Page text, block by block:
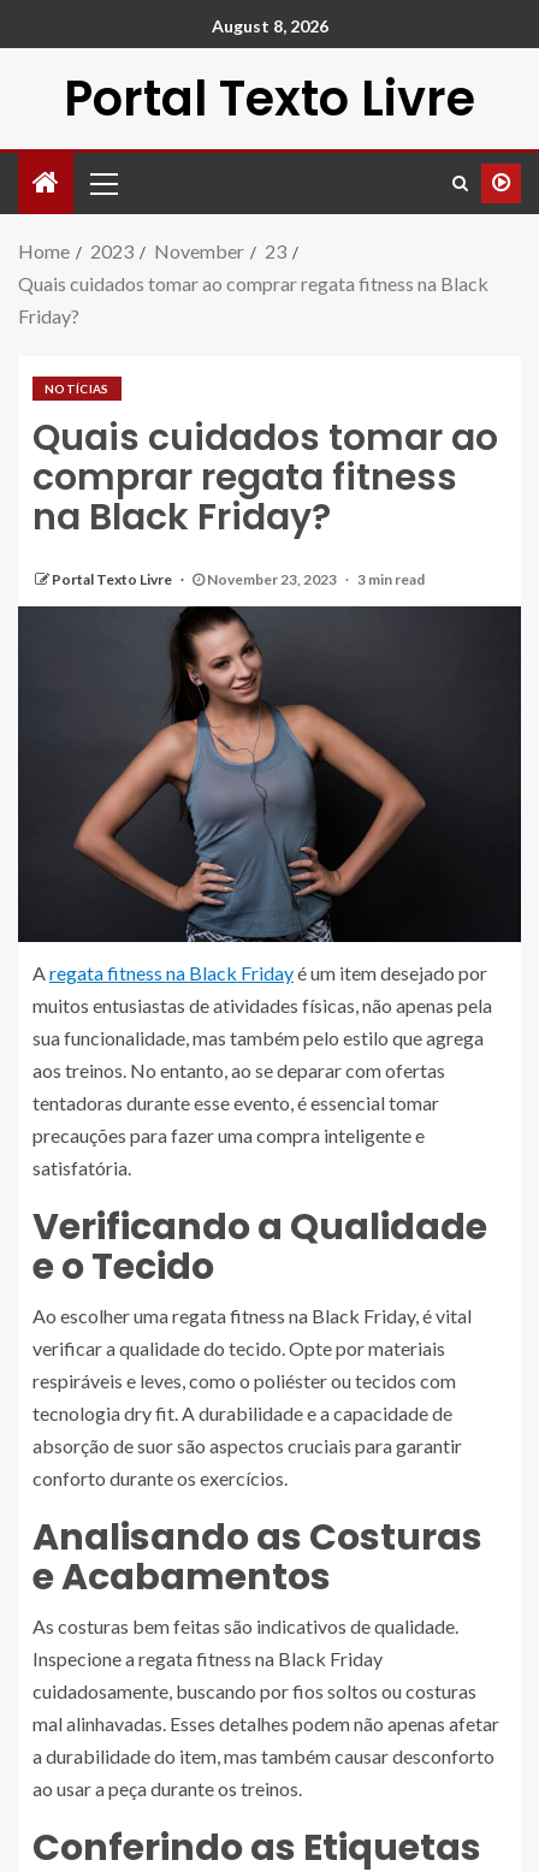
August 8, 2026
Portal Texto Livre
Home 2023 November
23
Quais cuidados tomar ao comprar regata fitness na Black
Friday?
NOTÍCIAS
Quais cuidados tomar ao
comprar regata fitness
na Black Friday?
Portal Texto Livre November 23, 2023 3 min read
A regata fitness na Black Fridayé um item desejado por
muitos entusiastas de atividades físicas, não apenas pela
sua funcionalidade, mas também pelo estilo que agrega
aos treinos. No entanto, ao se deparar com ofertas
tentadoras durante esse evento, é essencial tomar
precauções para fazer uma compra inteligente e
satisfatória.
Verificando a Qualidade
e o Tecido
Ao escolher uma regata fitness na Black Friday, é vital
verificar a qualidade do tecido. Opte por materiais
respiráveis e leves, como o poliéster ou tecidos com
tecnologia dry fit. A durabilidade e a capacidade de
absorção de suor são aspectos cruciais para garantir
conforto durante os exercícios.
Analisando as Costuras
e Acabamentos
As costuras bem feitas são indicativos de qualidade.
Inspecione a regata fitness na Black Friday
cuidadosamente, buscando por fios soltos ou costuras
mal alinhavadas. Esses detalhes podem não apenas afetar
a durabilidade do item, mas também causar desconforto
ao usar a peça durante os treinos.
Conferindo as Etiquetas